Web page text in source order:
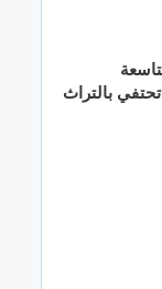
بالتراث